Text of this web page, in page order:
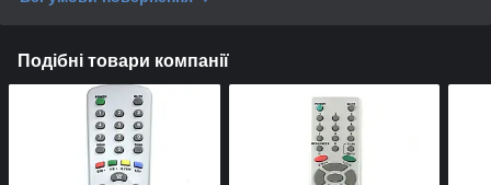
Подібні товари компанії